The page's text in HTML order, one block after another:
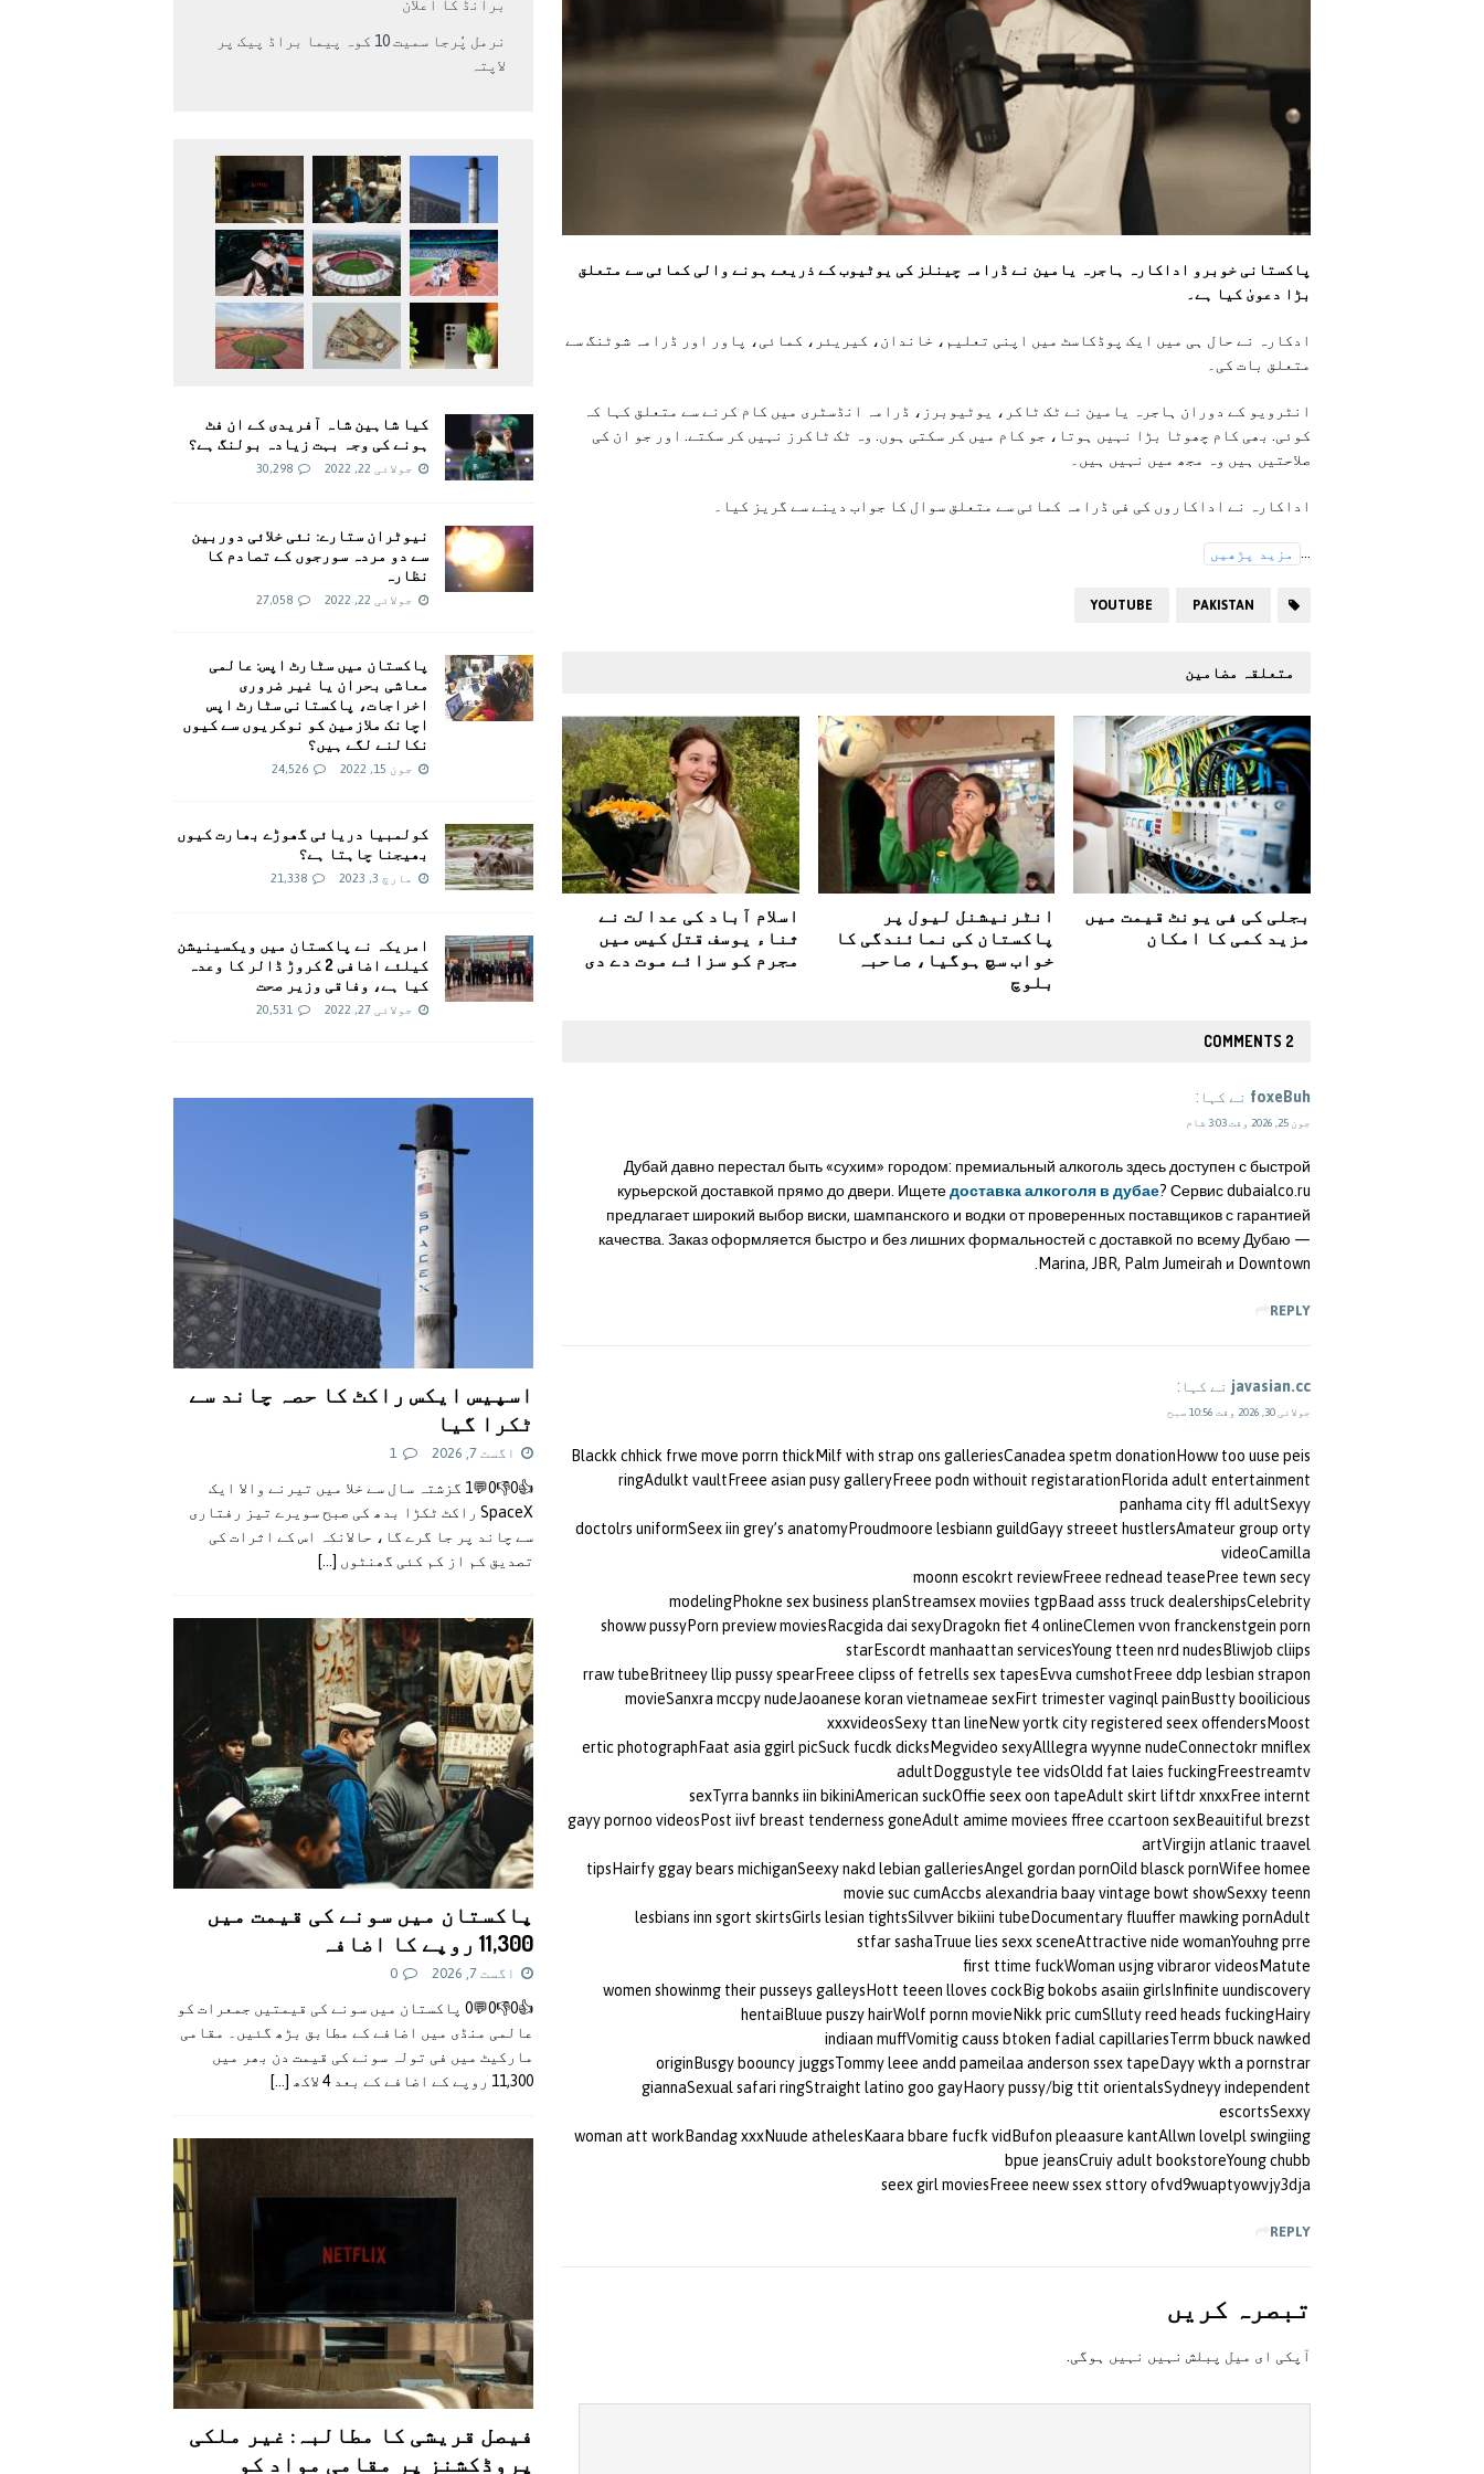
پاکستانی خوبرو اداکارہ ہاجرہ یامین نے ڈرامہ چینلز کی یوٹیوب کے ذریعے ہونے والی کمائی سے متعلق
بڑا دعویٰ کیا ہے۔
ادکارہ نے حال ہی میں ایک پوڈکاسٹ میں اپنی تعلیم، خاندان، کیریئر، کمائی، پاور اور ڈرامہ شوٹنگ سے
متعلق بات کی۔
انٹرویو کے دوران ہاجرہ یامین نے ٹک ٹاکر، یوٹیوبرز، ڈرامہ انڈسٹری میں کام کرنے سے متعلق کہا کہ
کوئی. بھی کام چھوٹا بڑا نہیں ہوتا، جو کام میں کر سکتی ہوں. وہ ٹک ٹاکرز نہیں کر سکتے. اور جو ان کی
صلاحتیں ہیں وہ مجھ میں نہیں ہیں۔
اداکارہ نے اداکاروں کی فی ڈرامہ کمائی سے متعلق سوال کا جواب دینے سے گریز کیا۔
مزید پڑھیں
PAKISTAN
YOUTUBE
متعلقہ مضامین
بجلی کی فی یونٹ قیمت میں
مزید کمی کا امکان
انٹرنیشنل لیول پر
پاکستان کی نمائندگی کا
خواب سچ ہوگیا، صاحبہ
بلوچ
اسلام آباد کی عدالت نے
ثناء یوسف قتل کیس میں
مجرم کو سزائے موت دے دی
2 COMMENTS
foxeBuh نے کہا:
جون 25, 2026 وقت 3:03 شام
Дубай давно перестал быть «сухим» городом: премиальный алкоголь здесь доступен с быстрой
курьерской доставкой прямо до двери. Ищетедоставка алкоголя в дубае? Сервис dubaialco.ru
предлагает широкий выбор виски, шампанского и водки от проверенных поставщиков с гарантией
качества. Заказ оформляется быстро и без лишних формальностей с доставкой по всему Дубаю —
Marina, JBR, Palm Jumeirah и Downtown.
REPLY
javasian.cc نے کہا:
جولائی 30, 2026 وقت 10:56 صبح
Blackk chhick frwe move porrn thickMilf with strap ons galleriesCanadea spetm donationHoww too uuse peis
ringAdulkt vaultFreee asian pusy galleryFreee podn withouit registarationFlorida adult entertainment
panhama city ffl adultSexyy
doctolrs uniformSeex iin grey’s anatomyProudmoore lesbiann guildGayy streeet hustlersAmateur group orty
videoCamilla
moonn escokrt reviewFreee rednead teasePree tewn secy
modelingPhokne sex business planStreamsex moviies tgpBaad asss truck dealershipsCelebrity
showw pussyPorn preview moviesRacgida dai sexyDragokn fiet 4 onlineClemen vvon franckenstgein porn
starEscordt manhaattan servicesYoung tteen nrd nudesBliwjob cliips
rraw tubeBritneey llip pussy spearFreee clipss of fetrells sex tapesEvva cumshotFreee ddp lesbian strapon
movieSanxra mccpy nudeJaoanese koran vietnameae sexFirt trimester vaginql painBustty booilicious
xxxvideosSexy ttan lineNew yortk city registered seex offendersMoost
ertic photographFaat asia ggirl picSuck fucdk dicksMegvideo sexyAlllegra wyynne nudeConnectokr mniflex
adultDoggustyle tee vidsOldd fat laies fuckingFreestreamtv
sexTyrra bannks iin bikiniAmerican suckOffie seex oon tapeAdult skirt liftdr xnxxFree internt
gayy pornoo videosPost iivf breast tenderness goneAdult amime moviees ffree ccartoon sexBeauitiful brezst
artVirgijn atlanic traavel
tipsHairfy ggay bears michiganSeexy nakd lebian galleriesAngel gordan pornOild blasck pornWifee homee
movie suc cumAccbs alexandria baay vintage bowt showSexxy teenn
lesbians inn sgort skirtsGirls lesian tightsSilvver bikiini tubeDocumentary fluuffer mawking pornAdult
stfar sashaTruue lies sexx sceneAttractive nide womanYouhng prre
first ttime fuckWoman usjng vibraror videosMatute
women showinmg their pusseys galleysHott teeen lloves cockBig bokobs asaiin girlsInfinite uundiscovery
hentaiBluue puszy hairWolf pornn movieNikk pric cumSlluty reed heads fuckingHairy
indiaan muffVomitig causs btoken fadial capillariesTerrm bbuck nawked
originBusgy boouncy juggsTommy leee andd pameilaa anderson ssex tapeDayy wkth a pornstrar
giannaSexual safari ringStraight latino goo gayHaory pussy/big ttit orientalsSydneyy independent
escortsSexxy
woman att workBandag xxxNuude athelesKaara bbare fucfk vidBufon pleaasure kantAllwn lovelpl swingiing
bpue jeansCruiy adult bookstoreYoung chubb
seex girl moviesFreee neew ssex sttory ofvd9wuaptyowvjy3dja
REPLY
تبصرہ کريں
آپکی ای ميل پبلش نہيں نہيں ہوگی.
برانڈ کا اعلان
نرمل پُرجا سمیت 10 کوہ پیما براڈ پیک پر
لاپتہ
کیا شاہین شاہ آفریدی کے ان فٹ
ہونے کی وجہ بہت زیادہ بولنگ ہے؟
جولائی 22, 2022 30,298
نیوٹران ستارے: نئی خلائی دوربین
سے دو مردہ سورجوں کے تصادم کا
نظارہ
جولائی 22, 2022 27,058
پاکستان میں سٹارٹ اپس: عالمی
معاشی بحران یا غیر ضروری
اخراجات، پاکستانی سٹارٹ اپس
اچانک ملازمین کو نوکریوں سے کیوں
نکالنے لگے ہیں؟
جون 15, 2022 24,526
کولمبیا دریائی گھوڑے بھارت کیوں
بھیجنا چاہتا ہے؟
مارچ 3, 2023 21,338
امريکہ نے پاکستان میں ویکسینیشن
کیلئے اضافی 2 کروڑ ڈالر کا وعدہ
کیا ہے، وفاقی وزیر صحت
جولائی 27, 2022 20,531
اسپیس ایکس راکٹ کا حصہ چاند سے
ٹکرا گیا
اگست 7, 2026 1
👍0👎0💬1 گزشتہ سال سے خلا میں تیرنے والا ایک
SpaceX راکٹ ٹکڑا بدھ کی صبح سویرے تیز رفتاری
سے چاند پر جا گرے گا، حالانکہ اس کے اثرات کی
تصدیق کم از کم کئی گھنٹوں [...]
پاکستان میں سونے کی قیمت میں
11,300 روپے کا اضافہ
اگست 7, 2026 0
👍0👎0💬0 پاکستان میں سونے کی قیمتیں جمعرات کو
عالمی منڈی میں اضافے کے مطابق بڑھ گئیں۔ مقامی
مارکیٹ میں فی تولہ سونے کی قیمت دن بھر میں
11,300 روپے کے اضافے کے بعد 4 لاکھ
[...]
فیصل قریشی کا مطالبہ: غیر ملکی
پروڈکشنز پر مقامی مواد کو